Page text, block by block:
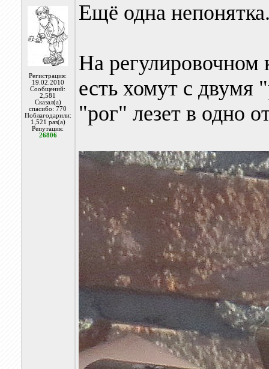
Регистрация:
19.02.2010
Сообщений:
2,581
Сказал(а)
спасибо: 770
Поблагодарили:
1,521 раз(а)
Репутация:
26806
Ещё одна
На регулировочном
есть хомут с двумя
"рог" лезет в одно